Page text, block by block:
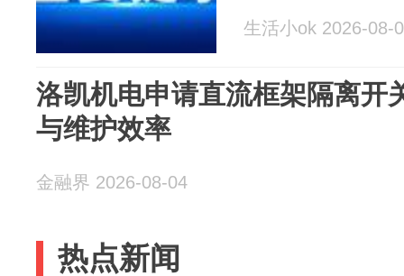
生活小ok 2026-08-
洛凯机电申请直流框架隔离开
与维护效率
金融界 2026-08-04
热点新闻